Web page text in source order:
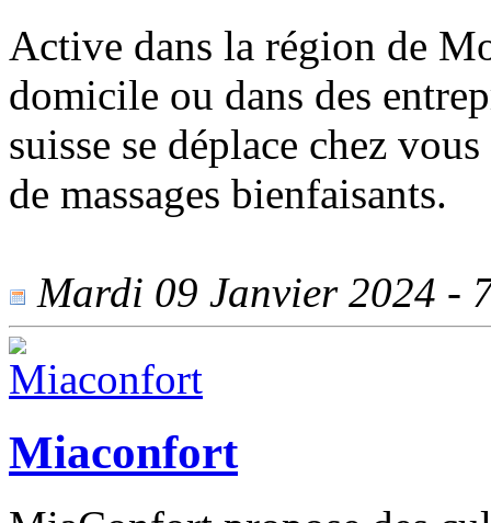
Active dans la région de
domicile ou dans des
suisse se déplace chez
de massages bienfaisants.
Mardi 09 Janvier 2024 -
Miaconfort